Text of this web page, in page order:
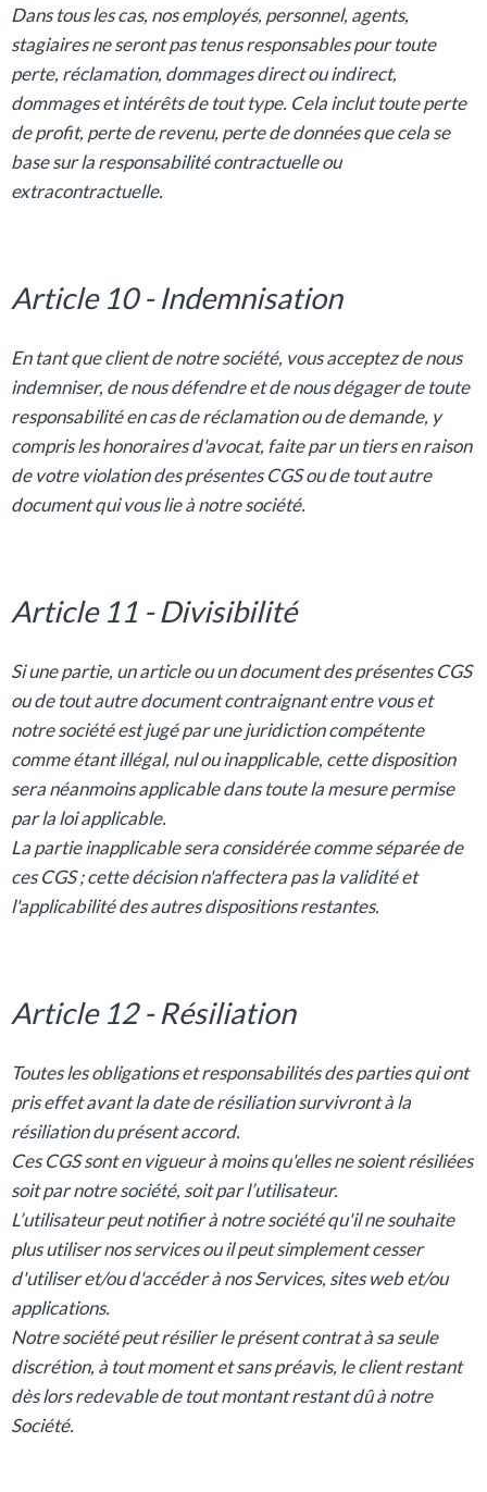
Dans tous les cas, nos employés, personnel, agents,
stagiaires ne seront pas tenus responsables pour toute
perte, réclamation, dommages direct ou indirect,
dommages et intérêts de tout type. Cela inclut toute perte
de profit, perte de revenu, perte de données que cela se
base sur la responsabilité contractuelle ou
extracontractuelle.
Article 10 - Indemnisation
En tant que client de notre société, vous acceptez de nous
indemniser, de nous défendre et de nous dégager de toute
responsabilité en cas de réclamation ou de demande, y
compris les honoraires d'avocat, faite par un tiers en raison
de votre violation des présentes CGS ou de tout autre
document qui vous lie à notre société.
Article 11 - Divisibilité
Si une partie, un article ou un document des présentes CGS
ou de tout autre document contraignant entre vous et
notre société est jugé par une juridiction compétente
comme étant illégal, nul ou inapplicable, cette disposition
sera néanmoins applicable dans toute la mesure permise
par la loi applicable.
La partie inapplicable sera considérée comme séparée de
ces CGS ; cette décision n'affectera pas la validité et
l'applicabilité des autres dispositions restantes.
Article 12 - Résiliation
Toutes les obligations et responsabilités des parties qui ont
pris effet avant la date de résiliation survivront à la
résiliation du présent accord.
Ces CGS sont en vigueur à moins qu'elles ne soient résiliées
soit par notre société, soit par l’utilisateur.
L’utilisateur peut notifier à notre société qu'il ne souhaite
plus utiliser nos services ou il peut simplement cesser
d'utiliser et/ou d'accéder à nos Services, sites web et/ou
applications.
Notre société peut résilier le présent contrat à sa seule
discrétion, à tout moment et sans préavis, le client restant
dès lors redevable de tout montant restant dû à notre
Société.